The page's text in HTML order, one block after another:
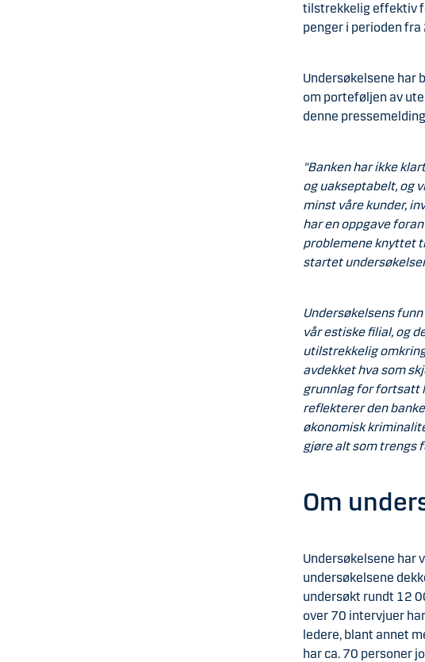
tilstrekkelig effektiv
penger i perioden
Undersøkelsene har
om porteføljen av
denne
"Banken har ikke
og uakseptabelt, og
minst våre kunder,
har en oppgave
problemene knyttet
startet
Undersøkelsens
vår estiske filial, og
utilstrekkelig
avdekket hva som
grunnlag for fortsatt
reflekterer den
økonomisk
gjøre alt som trengs
Om
Undersøkelsene
undersøkelsene
undersøkt rundt 12
over 70 intervjuer
ledere, blant annet
har ca. 70 personer